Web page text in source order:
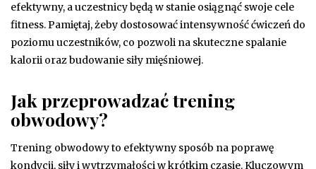
efektywny, a uczestnicy będą w stanie osiągnąć swoje cele
fitness. Pamiętaj, żeby dostosować intensywność ćwiczeń do
poziomu uczestników, co pozwoli na skuteczne spalanie
kalorii oraz budowanie siły mięśniowej.
Jak przeprowadzać trening
obwodowy?
Trening obwodowy to efektywny sposób na poprawę
kondycji, siły i wytrzymałości w krótkim czasie. Kluczowym